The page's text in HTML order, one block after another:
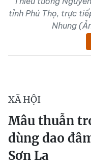
tỉnh Phú Thọ, trực
Nhung
XÃ HỘI
Mâu thuẫn
dùng dao
Sơn La